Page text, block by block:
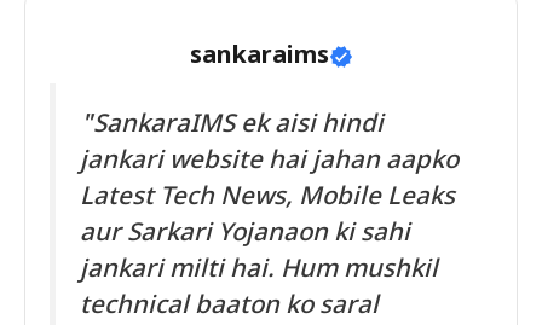
sankaraims
"SankaraIMS ek aisi hindi
jankari website hai jahan aapko
Latest Tech News, Mobile Leaks
aur Sarkari Yojanaon ki sahi
jankari milti hai. Hum mushkil
technical baaton ko saral